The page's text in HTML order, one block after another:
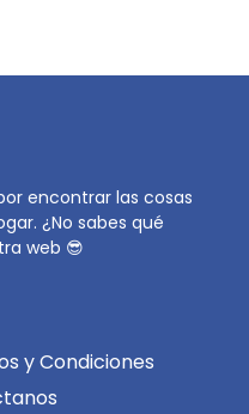
encontrar las cosas
¿No sabes qué
web 😎
y Condiciones